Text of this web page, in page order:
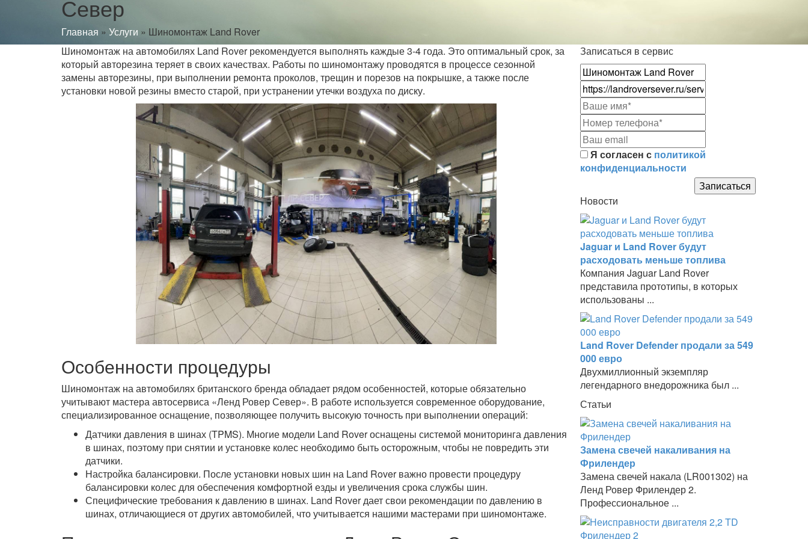
Север
Главная » Услуги » Шиномонтаж Land Rover
Шиномонтаж на автомобилях Land Rover рекомендуется выполнять каждые 3-4 года. Это оптимальный срок, за
который авторезина теряет в своих качествах. Работы по шиномонтажу проводятся в процессе сезонной
замены авторезины, при выполнении ремонта проколов, трещин и порезов на покрышке, а также после
установки новой резины вместо старой, при устранении утечки воздуха по диску.
Особенности процедуры
Шиномонтаж на автомобилях британского бренда обладает рядом особенностей, которые обязательно
учитывают мастера автосервиса «Ленд Ровер Север». В работе используется современное оборудование,
специализированное оснащение, позволяющее получить высокую точность при выполнении операций:
Датчики давления в шинах (TPMS). Многие модели Land Rover оснащены системой мониторинга давления
в шинах, поэтому при снятии и установке колес необходимо быть осторожным, чтобы не повредить эти
датчики.
Настройка балансировки. После установки новых шин на Land Rover важно провести процедуру
балансировки колес для обеспечения комфортной езды и увеличения срока службы шин.
Специфические требования к давлению в шинах. Land Rover дает свои рекомендации по давлению в
шинах, отличающиеся от других автомобилей, что учитывается нашими мастерами при шиномонтаже.
Записаться в сервис
Я согласен с политикой
конфиденциальности
Новости
Jaguar и Land Rover будут
расходовать меньше топлива
Компания Jaguar Land Rover
представила прототипы, в которых
использованы ...
Land Rover Defender продали за 549
000 евро
Двухмиллионный экземпляр
легендарного внедорожника был ...
Статьи
Замена свечей накаливания на
Фрилендер
Замена свечей накала (LR001302) на
Ленд Ровер Фрилендер 2.
Профессиональное ...